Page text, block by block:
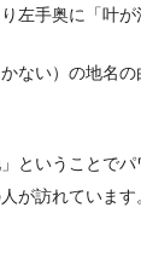
左手奥に「叶が
ない）の地名
」ということで
が訪れています